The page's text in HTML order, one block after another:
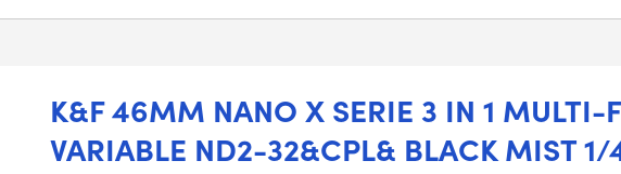
K&F 46MM NANO X SERIE 3 IN 1 MULTI-
VARIABLE ND2-32&CPL& BLACK MIST 1/